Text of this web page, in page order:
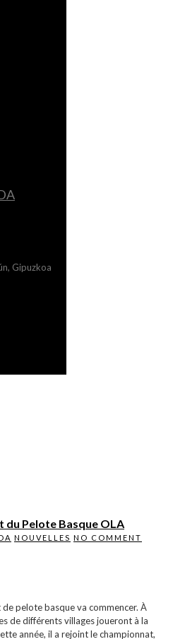
Gipuzkoa
du Pelote Basque OLA
NOUVELLES NO COMMENT
pelote basque va commencer. À
de différents villages joueront à la
année, il a rejoint le championnat,